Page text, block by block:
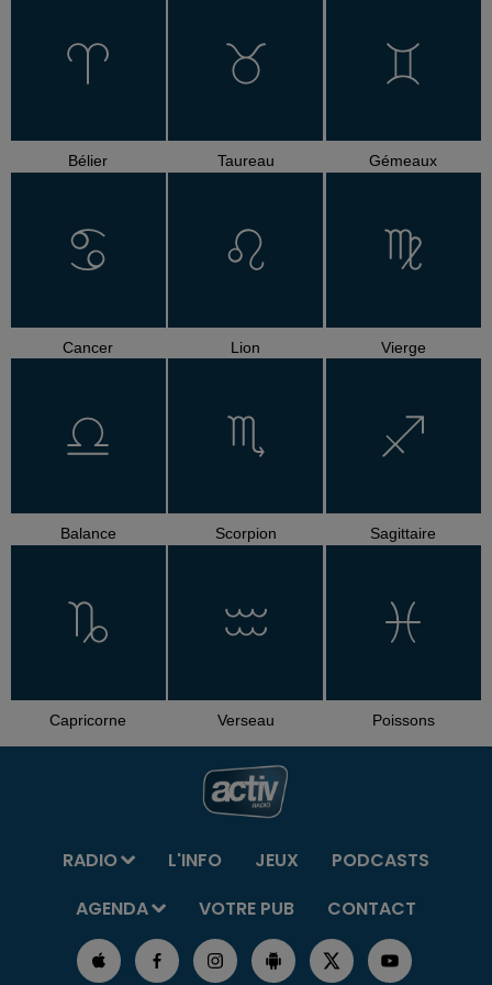
Bélier Taureau Gémeaux
Cancer Lion Vierge
Balance Scorpion Sagittaire
Capricorne Verseau Poissons
RADIO L'INFO JEUX
PODCASTS
AGENDA
VOTRE PUB CONTACT